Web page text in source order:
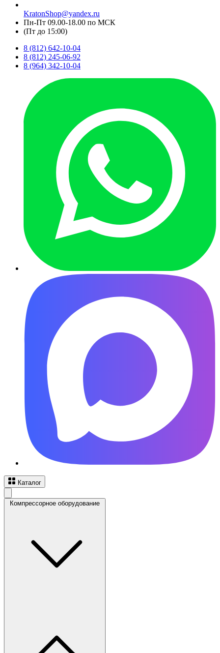
KratonShop@yandex.ru
Пн-Пт 09.00-18.00 по МСК
(Пт до 15:00)
8 (812) 642-10-04
8 (812) 245-06-92
8 (964) 342-10-04
Каталог
Компрессорное оборудование